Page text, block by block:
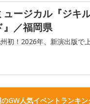
ュージカル『ジキ
』／福岡県
初！2026年、新演出版で
GW人気イベントランキン